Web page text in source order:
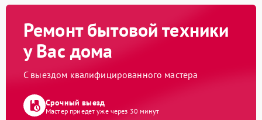
Ремонт бытовой техники
у Вас дома
С выездом квалифицированного мастера
Срочный выезд
Мастер приедет уже через 30 минут